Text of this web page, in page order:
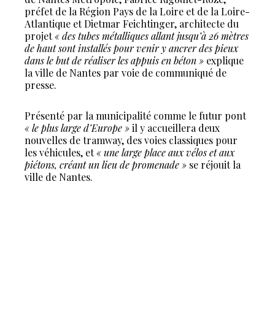
préfet de la Région Pays de la Loire et de la Loire-
Atlantique et Dietmar Feichtinger, architecte du
projet« des tubes métalliques allant jusqu’à 26 mètres
de haut sont installés pour venir y ancrer des pieux
dans le but de réaliser les appuis en béton » explique
la ville de Nantes par voie de communiqué de
presse.
Présenté par la municipalité comme le futur pont
« le plus large d’Europe »il y accueillera deux
nouvelles de tramway, des voies classiques pour
les véhicules, et« une large place aux vélos et aux
piétons, créant un lieu de promenade » se réjouit la
ville de Nantes.